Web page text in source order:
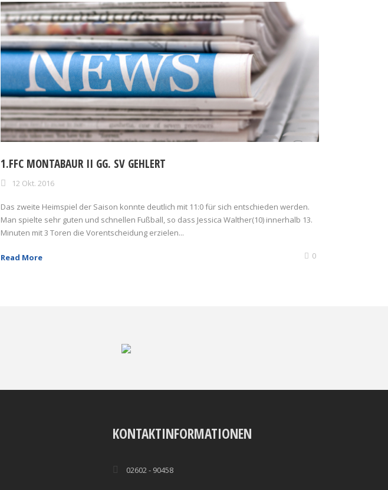
1.FFC MONTABAUR II GG. SV GEHLERT
12 Okt. 2016
Das zweite Heimspiel der Saison konnte deutlich mit 11:0 für sich entschieden werden.
Man spielte sehr guten und schnellen Fußball, so dass Jessica Walther(10) innerhalb 13.
Minuten mit 3 Toren die Vorentscheidung erzielen...
Read More 0
KONTAKTINFORMATIONEN
02602 - 90458